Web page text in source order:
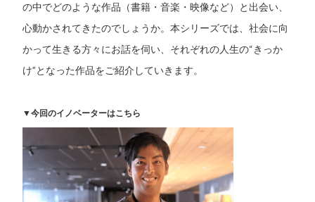
の中でどのような作品（書籍・音楽・映像など）と出会い、
心動かされてきたのでしょうか。本シリーズでは、社会に向
かって生きる方々にお話を伺い、それぞれの人生の“きっか
け”となった作品をご紹介していきます。
▼今回のイノベーターはこちら